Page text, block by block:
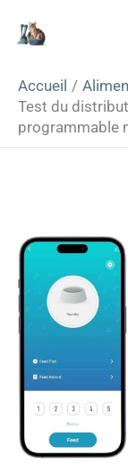
Accueil
Test du
programmable